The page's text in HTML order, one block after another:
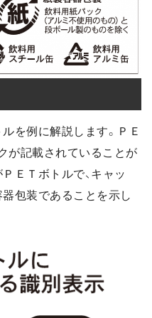
を例に解説します。ＰＥ
が記載されていることが
ＥＴボトルで、キャッ
包装であることを示し